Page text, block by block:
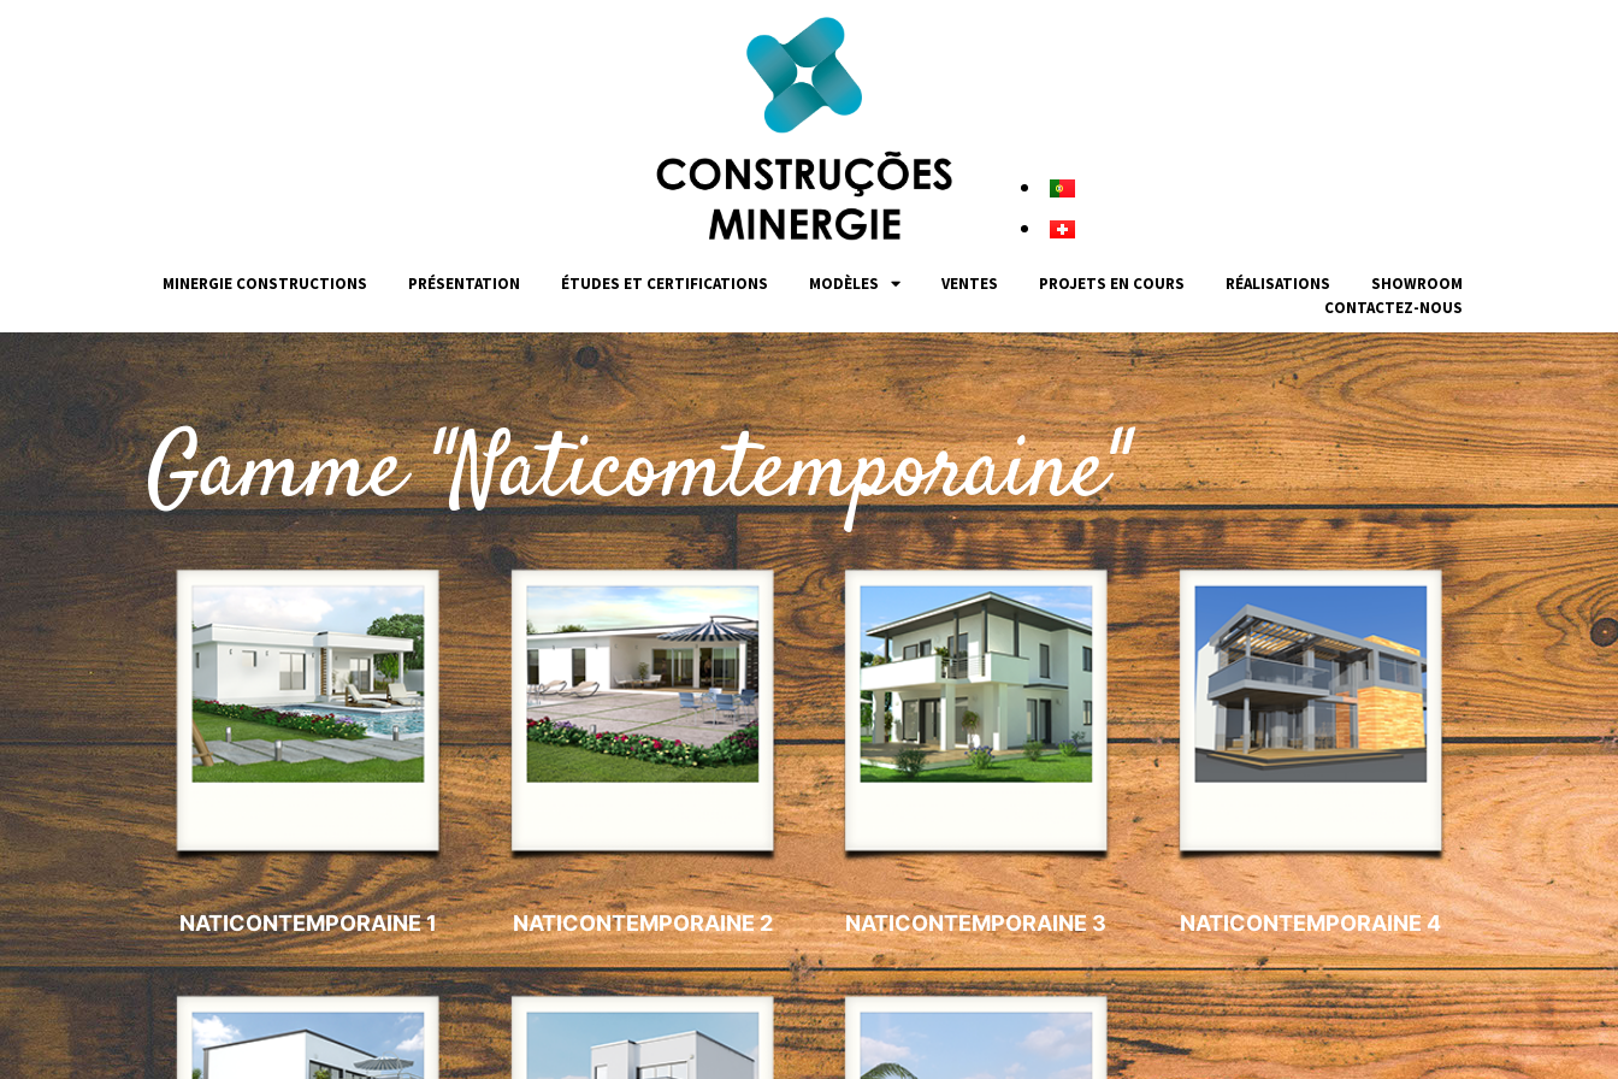
MINERGIE CONSTRUCTIONS PRÉSENTATION ÉTUDES ET CERTIFICATIONS MODÈLES VENTES PROJETS EN COURS RÉALISATIONS
SHOWROOM
CONTACTEZ-NOUS
Gamme "Naticomtemporaine"
NATICONTEMPORAINE 1 NATICONTEMPORAINE 2 NATICONTEMPORAINE 3 NATICONTEMPORAINE 4